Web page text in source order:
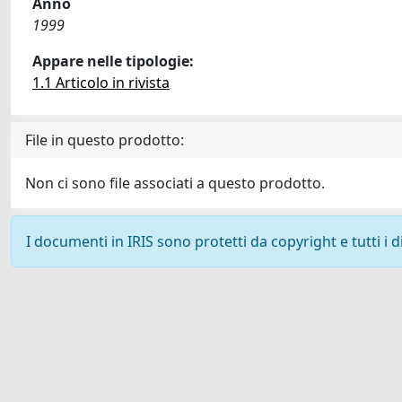
1999
Appare nelle tipologie:
1.1 Articolo in rivista
File in questo prodotto:
Non ci sono file associati a questo prodotto.
I documenti in IRIS sono protetti da copyright e tutti i